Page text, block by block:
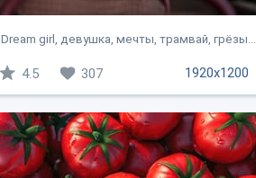
Dream girl, девушка, мечты, трамвай, грёзы...
1920x1200
4.5 307